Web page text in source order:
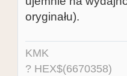
oryginału).
KMK
? HEX$(6670358)